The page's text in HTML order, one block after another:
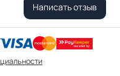
Написать отзыв